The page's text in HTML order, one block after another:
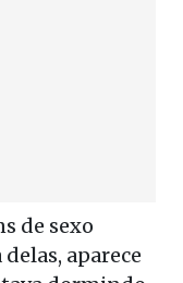
de sexo
aparece